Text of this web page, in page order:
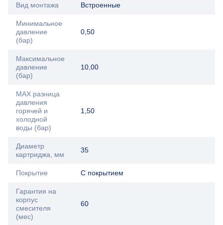
Вид монтажа Встроенные
Минимальное
давление
(бар)
0,50
Максимальное
давление
(бар)
10,00
MAX разница
давления
горячей и
холодной
воды (бар)
1,50
Диаметр
картриджа, мм
35
Покрытие С покрытием
Гарантия на
корпус
смесителя
(мес)
60